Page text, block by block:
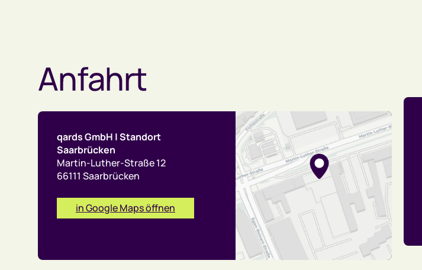
Anfahrt
qards GmbH | Standort
Saarbrücken
Martin-Luther-Straße 12
66111 Saarbrücken
in Google Maps öffnen